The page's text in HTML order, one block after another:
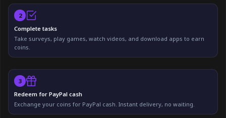
2
Complete tasks
Take surveys, play games, watch videos, and download apps to earn
coins.
3
Redeem for PayPal cash
Exchange your coins for PayPal cash. Instant delivery, no waiting.